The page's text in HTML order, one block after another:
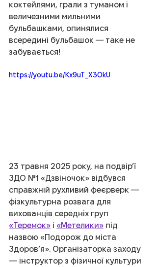
коктейлями, грали з туманом і
величезними мильними
бульбашками, опинялися
всередині бульбашок — таке не
забувається!
https://youtu.be/Kx9uT_X3OkU
23 травня 2025 року, на подвір’ї
ЗДО №1 «Дзвіночок» відбувся
справжній рухливий феєрверк —
фізкультурна розвага для
вихованців середніх груп
«Теремок» і «Метелики» під
назвою «Подорож до міста
Здоров’я». Організаторка заходу
— інструктор з фізичної культури